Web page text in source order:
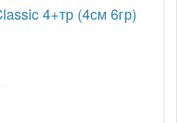
4+тр (4см 6гр)